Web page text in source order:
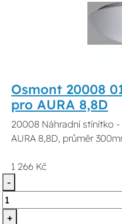
Osmont 20008
pro AURA 8,8D
20008 Náhradní stínítko
AURA 8,8D, průměr
1 266 Kč
-
+